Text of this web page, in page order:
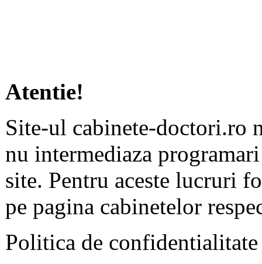
Atentie!
Site-ul cabinete-doctori.ro
nu intermediaza
site. Pentru aceste lucruri
pe pagina cabinetelor
Politica de confidentialitate